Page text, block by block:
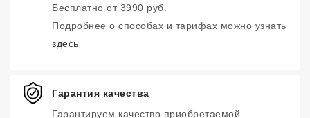
Бесплатно от 3990 руб.
Подробнее о способах и тарифах можно узнать
здесь
Гарантия качества
Гарантируем качество приобретаемой